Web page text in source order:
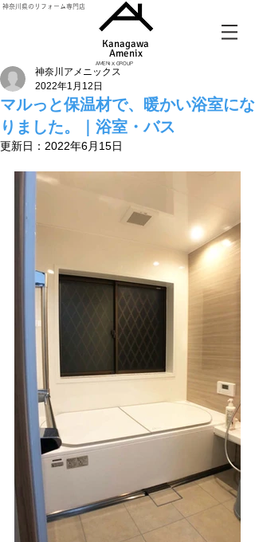
神奈川県のリフォーム専門店
Kanagawa
Amenix​
AMENIX GROUP
マルっと保温材で、暖かい浴室にな
りました。｜浴室・バス
神奈川アメニックス
2022年1月12日
更新日： 2022年6月15日